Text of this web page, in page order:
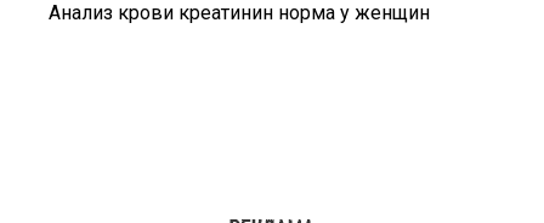
Анализ крови креатинин норма у женщин